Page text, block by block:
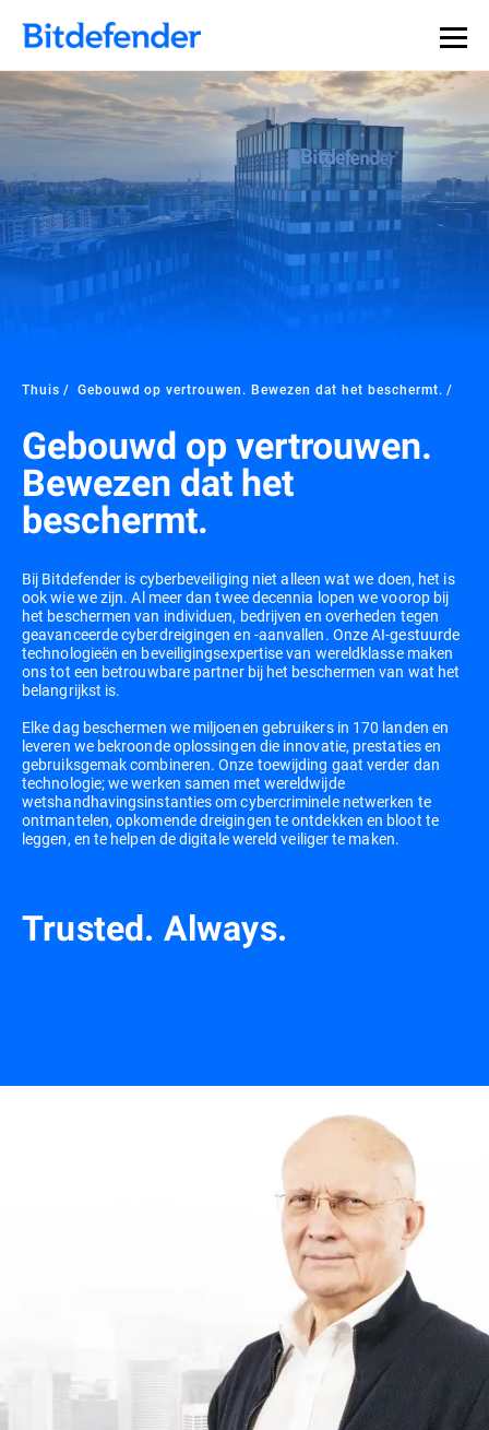
Thuis Gebouwd op vertrouwen. Bewezen dat het beschermt.
Gebouwd op vertrouwen.
Bewezen dat het
beschermt.
Bij Bitdefender is cyberbeveiliging niet alleen wat we doen, het is
ook wie we zijn. Al meer dan twee decennia lopen we voorop bij
het beschermen van individuen, bedrijven en overheden tegen
geavanceerde cyberdreigingen en -aanvallen. Onze AI-gestuurde
technologieën en beveiligingsexpertise van wereldklasse maken
ons tot een betrouwbare partner bij het beschermen van wat het
belangrijkst is.
Elke dag beschermen we miljoenen gebruikers in 170 landen en
leveren we bekroonde oplossingen die innovatie, prestaties en
gebruiksgemak combineren. Onze toewijding gaat verder dan
technologie; we werken samen met wereldwijde
wetshandhavingsinstanties om cybercriminele netwerken te
ontmantelen, opkomende dreigingen te ontdekken en bloot te
leggen, en te helpen de digitale wereld veiliger te maken.
Trusted. Always.